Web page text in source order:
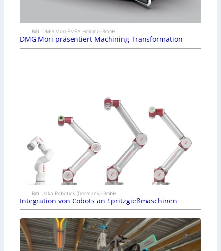
Bild: DMG Mori EMEA Holding GmbH
DMG Mori präsentiert Machining Transformation
Bild: Jaka Robotics (Germany) GmbH
Integration von Cobots an Spritzgießmaschinen